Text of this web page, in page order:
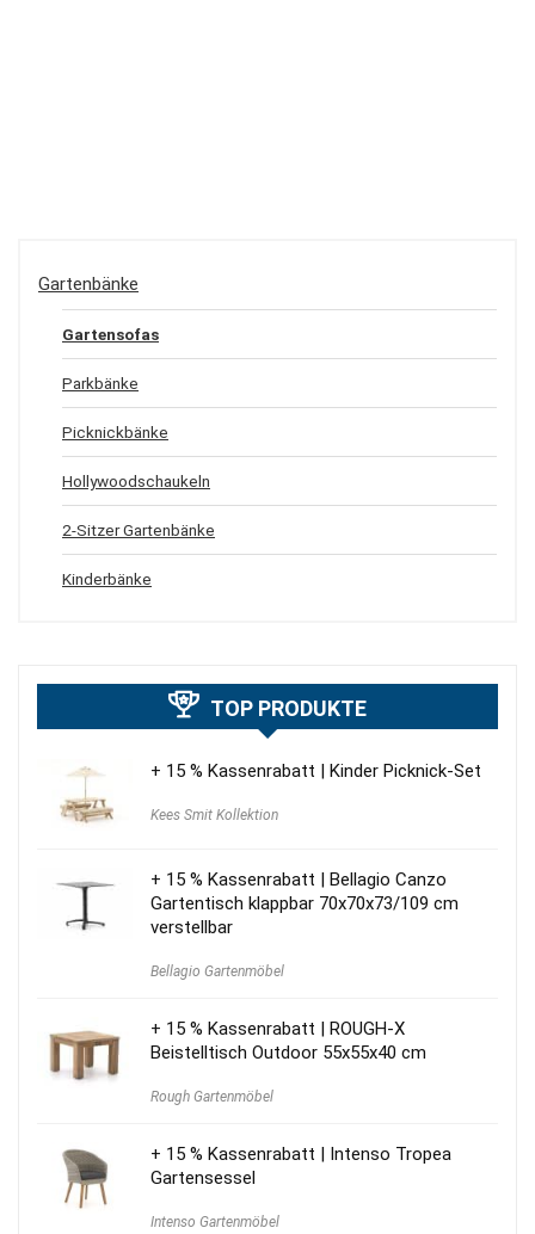
Gartenbänke
Gartensofas
Parkbänke
Picknickbänke
Hollywoodschaukeln
2-Sitzer Gartenbänke
Kinderbänke
TOP PRODUKTE
+ 15 % Kassenrabatt | Kinder Picknick-Set
Kees Smit Kollektion
+ 15 % Kassenrabatt | Bellagio Canzo
Gartentisch klappbar 70x70x73/109 cm
verstellbar
Bellagio Gartenmöbel
+ 15 % Kassenrabatt | ROUGH-X
Beistelltisch Outdoor 55x55x40 cm
Rough Gartenmöbel
+ 15 % Kassenrabatt | Intenso Tropea
Gartensessel
Intenso Gartenmöbel